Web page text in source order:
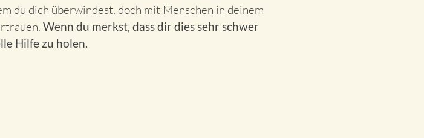
du dich überwindest, doch mit Menschen in deinem
Wenn du merkst, dass dir dies sehr schwer
Hilfe zu holen.